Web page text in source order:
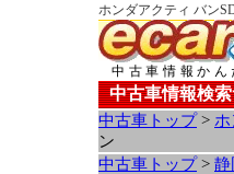
ホンダアクティ バン
中古車情報かん
中古車情報検
中古車トップ>
ン
中古車トップ> 静